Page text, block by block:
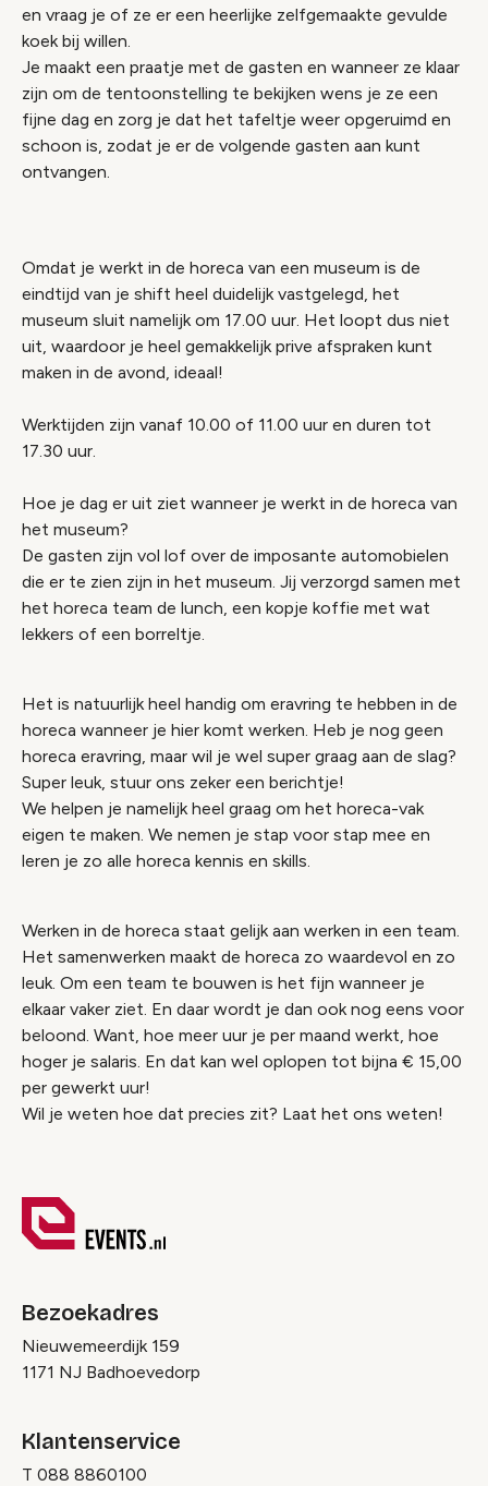
en vraag je of ze er een heerlijke zelfgemaakte gevulde
koek bij willen.
Je maakt een praatje met de gasten en wanneer ze klaar
zijn om de tentoonstelling te bekijken wens je ze een
fijne dag en zorg je dat het tafeltje weer opgeruimd en
schoon is, zodat je er de volgende gasten aan kunt
ontvangen.
Omdat je werkt in de horeca van een museum is de
eindtijd van je shift heel duidelijk vastgelegd, het
museum sluit namelijk om 17.00 uur. Het loopt dus niet
uit, waardoor je heel gemakkelijk prive afspraken kunt
maken in de avond, ideaal!
Werktijden zijn vanaf 10.00 of 11.00 uur en duren tot
17.30 uur.
Hoe je dag er uit ziet wanneer je werkt in de horeca van
het museum?
De gasten zijn vol lof over de imposante automobielen
die er te zien zijn in het museum. Jij verzorgd samen met
het horeca team de lunch, een kopje koffie met wat
lekkers of een borreltje.
Het is natuurlijk heel handig om eravring te hebben in de
horeca wanneer je hier komt werken. Heb je nog geen
horeca eravring, maar wil je wel super graag aan de slag?
Super leuk, stuur ons zeker een berichtje!
We helpen je namelijk heel graag om het horeca-vak
eigen te maken. We nemen je stap voor stap mee en
leren je zo alle horeca kennis en skills.
Werken in de horeca staat gelijk aan werken in een team.
Het samenwerken maakt de horeca zo waardevol en zo
leuk. Om een team te bouwen is het fijn wanneer je
elkaar vaker ziet. En daar wordt je dan ook nog eens voor
beloond. Want, hoe meer uur je per maand werkt, hoe
hoger je salaris. En dat kan wel oplopen tot bijna € 15,00
per gewerkt uur!
Wil je weten hoe dat precies zit? Laat het ons weten!
Bezoekadres
Nieuwemeerdijk 159
1171 NJ Badhoevedorp
Klantenservice
T 088 8860100